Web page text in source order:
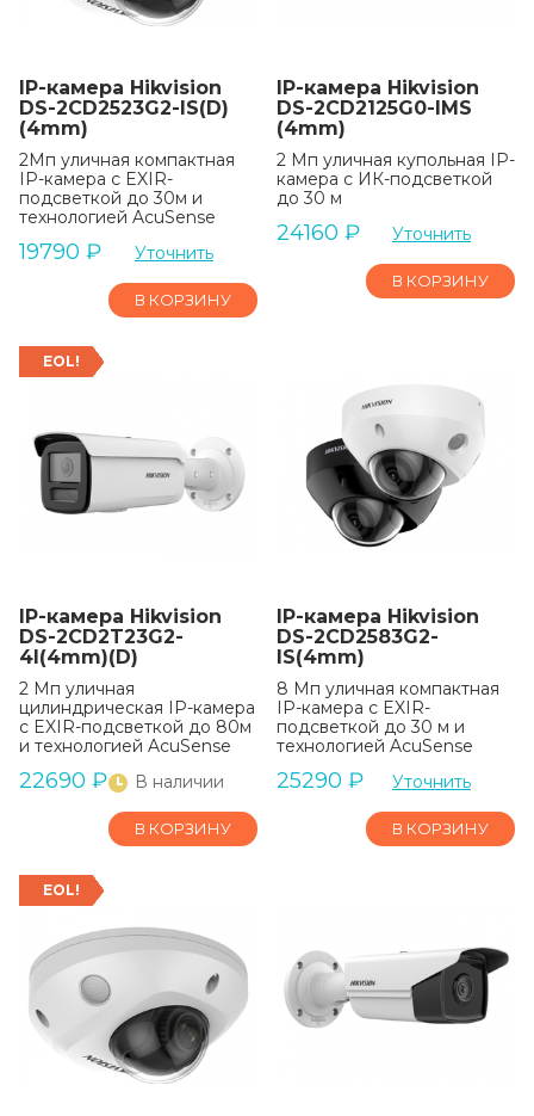
IP-камера Hikvision
DS-2CD2523G2-IS(D)
(4mm)
2Мп уличная компактная
IP-камера с EXIR-
подсветкой до 30м и
технологией AcuSense
19790 ₽ Уточнить
В КОРЗИНУ
IP-камера Hikvision
DS-2CD2125G0-IMS
(4mm)
2 Мп уличная купольная IP-
камера с ИК-подсветкой
до 30 м
24160 ₽ Уточнить
В КОРЗИНУ
EOL!
IP-камера Hikvision
DS-2CD2T23G2-
4I(4mm)(D)
2 Мп уличная
цилиндрическая IP-камера
с EXIR-подсветкой до 80м
и технологией AcuSense
22690 ₽ В наличии
В КОРЗИНУ
IP-камера Hikvision
DS-2CD2583G2-
IS(4mm)
8 Мп уличная компактная
IP-камера с EXIR-
подсветкой до 30 м и
технологией AcuSense
25290 ₽ Уточнить
В КОРЗИНУ
EOL!